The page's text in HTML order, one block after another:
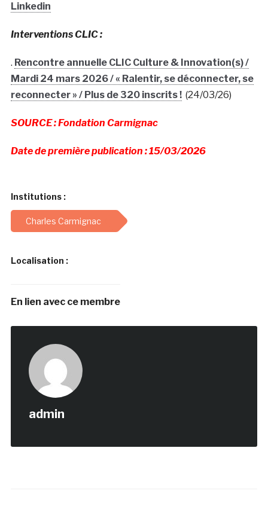
Linkedin
Interventions CLIC :
. Rencontre annuelle CLIC Culture & Innovation(s) /
Mardi 24 mars 2026 / « Ralentir, se déconnecter, se
reconnecter » / Plus de 320 inscrits !(24/03/26)
SOURCE : Fondation Carmignac
Date de première publication : 15/03/2026
Institutions :
Charles Carmignac
Localisation :
En lien avec ce membre
admin